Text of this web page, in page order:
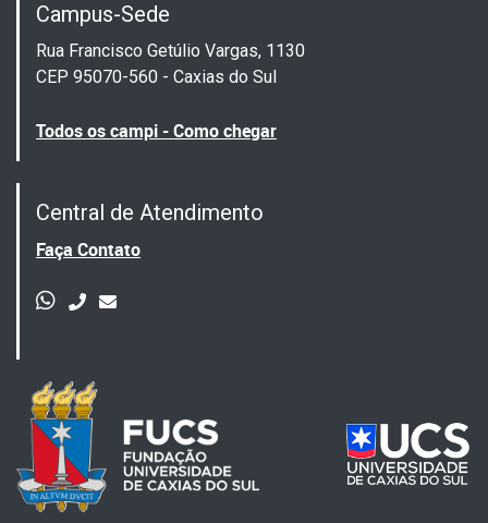
Campus-Sede
Rua Francisco Getúlio Vargas, 1130
CEP 95070-560 - Caxias do Sul
Todos os campi - Como chegar
Central de Atendimento
Faça Contato